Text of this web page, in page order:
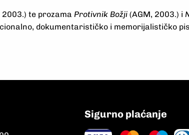
te prozama Protivnik Božji (AGM, 2003.) i
dokumentarističko i memorijalističko
Sigurno plaćanje